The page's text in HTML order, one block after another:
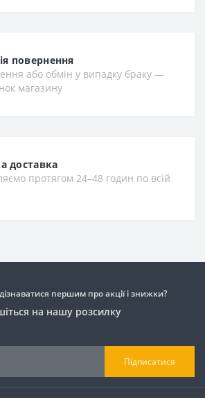
повернення
або обмін у випадку браку —
магазину
доставка
протягом 24–48 годин по всій
першим про акції і знижки?
на нашу розсилку
Підписатися